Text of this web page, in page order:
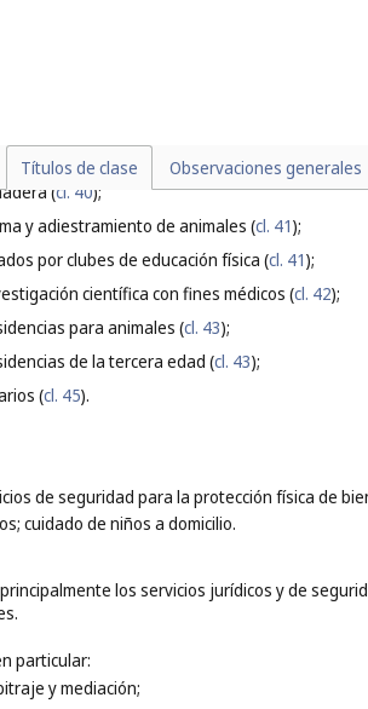
Títulos de clase Observaciones generales
y la taxidermia ( cl. 40
(cl. 40);
y adiestramiento de animales (cl. 41);
por clubes de educación física (cl. 41);
científica con fines médicos (cl. 42);
para animales (cl. 43);
de la tercera edad (cl. 43);
(cl. 45).
de seguridad para la protección física de
cuidado de niños a domicilio.
los servicios jurídicos y de
particular:
y mediación;